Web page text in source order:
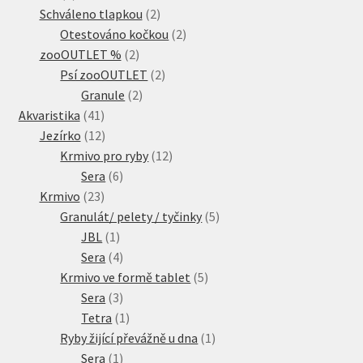
produkty
Schváleno tlapkou 22
produkty
Otestováno kočkou 22
zooOUTLET % 22
produkty
Psí zooOUTLET 22
Granule 22
Akvaristika 41 41
produktů
Jezírko 1212
produktů
Krmivo pro ryby 1212
Sera 66
Krmivo 2323
produktů
Granulát/ pelety / tyčinky 55
JBL 1 1
produkt
Sera 44
produkty
Krmivo ve formě tablet 55
Sera 33
produkty
Tetra 1 1
produkt
Ryby žijící převážně u dna 1 1
Sera 1 1